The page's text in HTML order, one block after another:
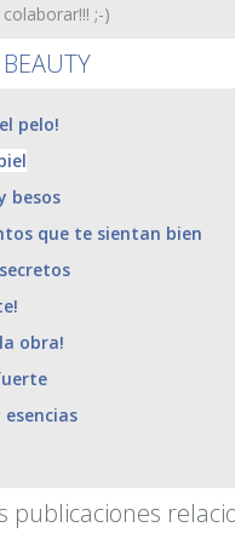
;-)
pelo!
besos
que te sientan bien
obra!
publicaciones